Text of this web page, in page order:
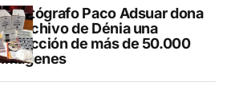
El fotógrafo Paco Adsuar dona
al Archivo de Dénia una
colección de más de 50.000
imágenes